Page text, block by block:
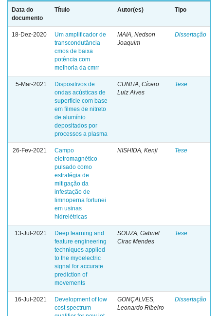
Data do
documento
Título Autor(es) Tipo
18-Dez-2020
Um amplificador de
transcondutância
cmos de baixa
potência com
melhoria da cmrr
MAIA, Nedson
Joaquim
Dissertação
5-Mar-2021
Dispositivos de
ondas acústicas de
superfície com base
em filmes de nitreto
de alumínio
depositados por
processos a plasma
CUNHA, Cícero
Luiz Alves
Tese
26-Fev-2021
Campo
eletromagnético
pulsado como
estratégia de
mitigação da
infestação de
limnoperna fortunei
em usinas
hidrelétricas
NISHIDA, Kenji Tese
13-Jul-2021
Deep learning and
feature engineering
techniques applied
to the myoelectric
signal for accurate
prediction of
movements
SOUZA, Gabriel
Cirac Mendes
Tese
16-Jul-2021
Development of low
cost spectrum
GONÇALVES,
Leonardo Ribeiro
Dissertação